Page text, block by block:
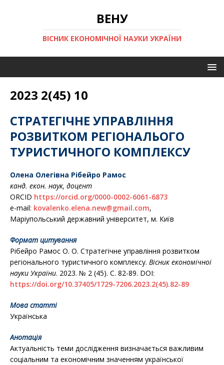
ВЕНУ
ВІСНИК ЕКОНОМІЧНОЇ НАУКИ УКРАЇНИ
2023 2(45) 10
СТРАТЕГІЧНЕ УПРАВЛІННЯ
РОЗВИТКОМ РЕГІОНАЛЬОГО
ТУРИСТИЧНОГО КОМПЛЕКСУ
Олена Олегівна Рібейро Рамос
канд. екон. наук, доцент
ORCID https://orcid.org/0000-0002-6061-6873
e-mail: kovalenko.elena.new@gmail.com,
Маріупольський державний університет, м. Київ
Формат цитування
Рібейро Рамос О. О. Стратегічне управління розвитком
регіонального туристичного комплексу. Вісник економічної
науки України. 2023. № 2 (45). С. 82-89. DOІ:
https://doi.org/10.37405/1729-7206.2023.2(45).82-89
Мова статті
Українська
Анотація
Актуальність теми дослідження визначається важливим
соціальним та економічним значенням української